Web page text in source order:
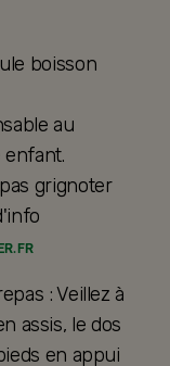
boisson
au
grignoter
: Veillez à
assis, le dos
en appui